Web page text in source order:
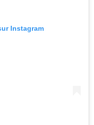
Instagram